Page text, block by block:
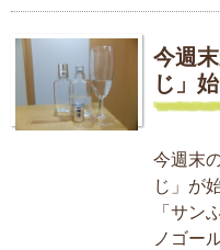
今週
じ」
今週末
じ」が
「サン
ノゴー